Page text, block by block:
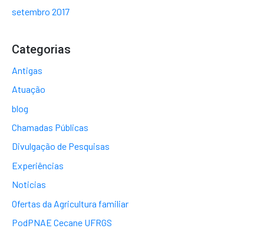
setembro 2017
Categorias
Antigas
Atuação
blog
Chamadas Públicas
Divulgação de Pesquisas
Experiências
Noticias
Ofertas da Agricultura familiar
PodPNAE Cecane UFRGS